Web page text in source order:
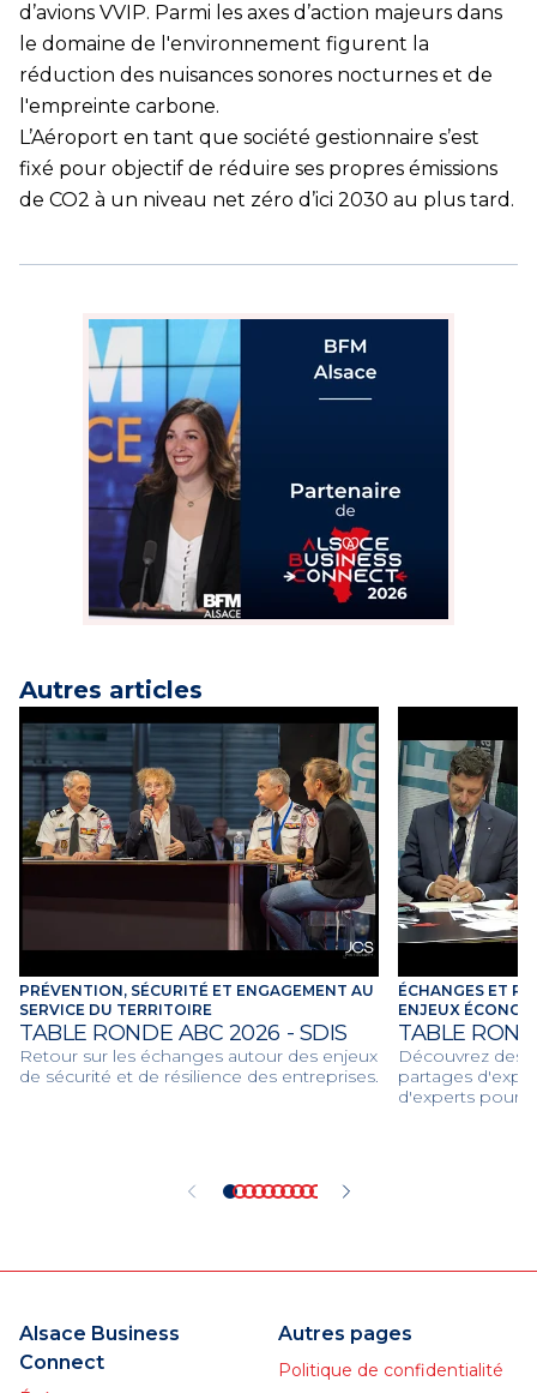
d’avions VVIP. Parmi les axes d’action majeurs dans
le domaine de l'environnement figurent la
réduction des nuisances sonores nocturnes et de
l'empreinte carbone.
L’Aéroport en tant que société gestionnaire s’est
fixé pour objectif de réduire ses propres émissions
de CO2 à un niveau net zéro d’ici 2030 au plus tard.
Autres articles
PRÉVENTION, SÉCURITÉ ET ENGAGEMENT AU
SERVICE DU TERRITOIRE
TABLE RONDE ABC 2026 - SDIS
Retour sur les échanges autour des enjeux
de sécurité et de résilience des entreprises.
ÉCHANGES ET
ENJEUX
TABLE
Découvrez des
partages
d'experts pour
Alsace Business
Connect
Autres pages
Politique de confidentialité